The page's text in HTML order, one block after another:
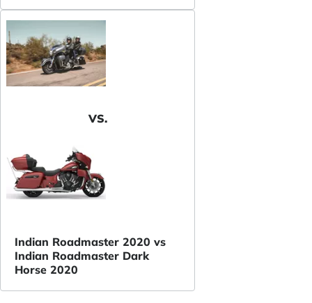
VS.
Indian Roadmaster 2020 vs
Indian Roadmaster Dark
Horse 2020